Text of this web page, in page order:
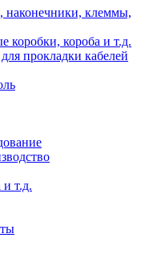
наконечники, клеммы,
коробки, короба и т.д.
прокладки кабелей
т.д.